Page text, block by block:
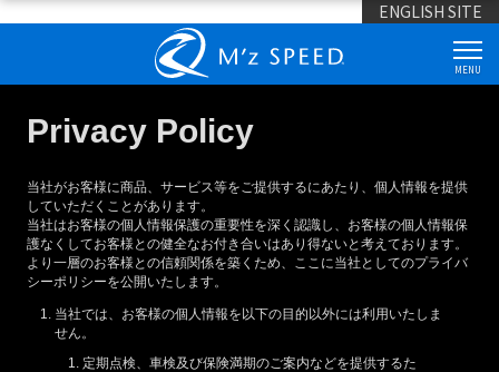
ENGLISH SITE
MENU
Privacy Policy
当社がお客様に商品、サービス等をご提供するにあたり、個人情報を提供
していただくことがあります。
当社はお客様の個人情報保護の重要性を深く認識し、お客様の個人情報保
護なくしてお客様との健全なお付き合いはあり得ないと考えております。
より一層のお客様との信頼関係を築くため、ここに当社としてのプライバ
シーポリシーを公開いたします。
当社では、お客様の個人情報を以下の目的以外には利用いたしま
せん。
定期点検、車検及び保険満期のご案内などを提供するた